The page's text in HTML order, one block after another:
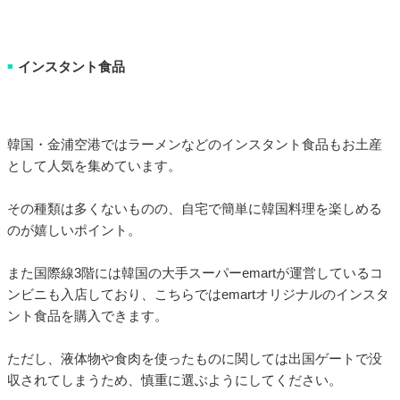
■ インスタント食品
韓国・金浦空港ではラーメンなどのインスタント食品もお土産
として人気を集めています。
その種類は多くないものの、自宅で簡単に韓国料理を楽しめる
のが嬉しいポイント。
また国際線3階には韓国の大手スーパーemartが運営しているコ
ンビニも入店しており、こちらではemartオリジナルのインスタ
ント食品を購入できます。
ただし、液体物や食肉を使ったものに関しては出国ゲートで没
収されてしまうため、慎重に選ぶようにしてください。